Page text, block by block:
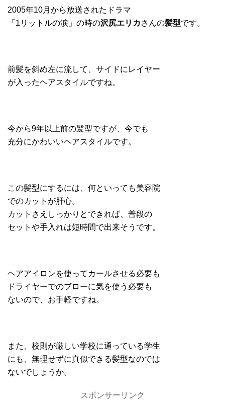
2005年10月から放送されたドラマ
「1リットルの涙」の時の沢尻エリカさんの髪型です。
前髪を斜め左に流して、サイドにレイヤー
が入ったヘアスタイルですね。
今から9年以上前の髪型ですが、今でも
充分にかわいいヘアスタイルです。
この髪型にするには、何といっても美容院
でのカットが肝心。
カットさえしっかりとできれば、普段の
セットや手入れは短時間で出来そうです。
ヘアアイロンを使ってカールさせる必要も
ドライヤーでのブローに気を使う必要も
ないので、お手軽ですね。
また、校則が厳しい学校に通っている学生
にも、無理せずに真似できる髪型なのでは
ないでしょうか。
スポンサーリンク